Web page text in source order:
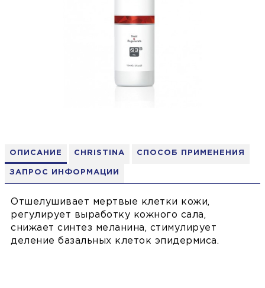
ОПИСАНИЕ CHRISTINA СПОСОБ ПРИМЕНЕНИЯ
ЗАПРОС ИНФОРМАЦИИ
Отшелушивает мертвые клетки кожи,
регулирует выработку кожного сала,
снижает синтез меланина, стимулирует
деление базальных клеток эпидермиса.